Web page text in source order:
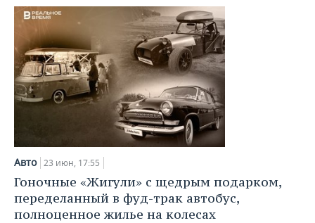
Авто 23 июн, 17:55
Гоночные «Жигули» с щедрым подарком,
переделанный в фуд-трак автобус,
полноценное жилье на колесах